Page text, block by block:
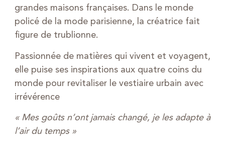
grandes maisons françaises. Dans le monde
policé de la mode parisienne, la créatrice fait
figure de trublionne.
Passionnée de matières qui vivent et voyagent,
elle puise ses inspirations aux quatre coins du
monde pour revitaliser le vestiaire urbain avec
irrévérence
« Mes goûts n’ont jamais changé, je les adapte à
l’air du temps »